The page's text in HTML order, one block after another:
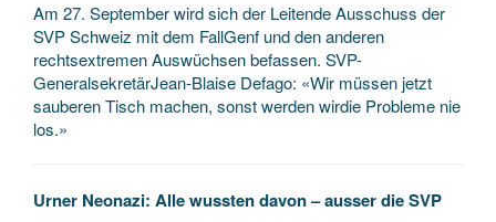
Am 27. September wird sich der Leitende Ausschuss der
SVP Schweiz mit dem FallGenf und den anderen
rechtsextremen Auswüchsen befassen. SVP-
GeneralsekretärJean-Blaise Defago: «Wir müssen jetzt
sauberen Tisch machen, sonst werden wirdie Probleme nie
los.»
Urner Neonazi: Alle wussten davon – ausser die SVP